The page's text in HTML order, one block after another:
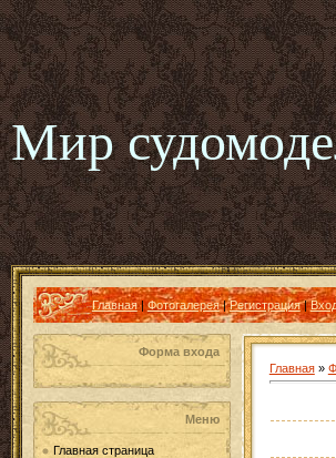
Мир
Главная|Фотогалерея|Регистрация|
Форма входа
Меню
Главная страница
Главная»